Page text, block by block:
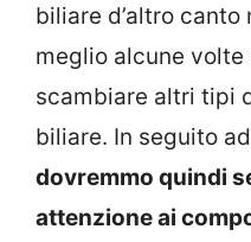
biliare d’altro
meglio alcune volte
scambiare altri tipi
biliare. In seguito
dovremmo quindi
attenzione ai